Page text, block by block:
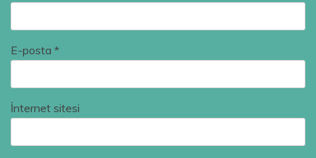
E-posta *
İnternet sitesi